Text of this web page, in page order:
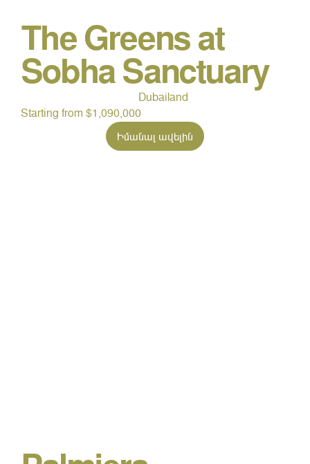
The Greens at
Sobha Sanctuary
Dubailand
Starting from $1,090,000
Իմանալ ավելին